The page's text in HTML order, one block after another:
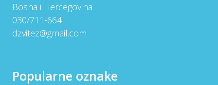
Bosna i Hercegovina
030/711-664
dzvitez@gmail.com
Popularne oznake